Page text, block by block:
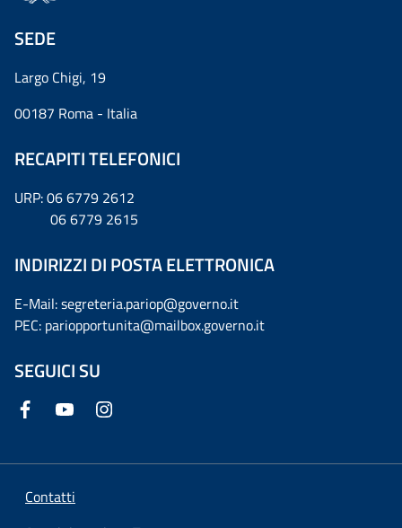
SEDE
Largo Chigi, 19
00187 Roma - Italia
RECAPITI TELEFONICI
URP: 06 6779 2612
06 6779 2615
INDIRIZZI DI POSTA ELETTRONICA
E-Mail: segreteria.pariop@governo.it
PEC: pariopportunita@mailbox.governo.it
SEGUICI SU
Contatti